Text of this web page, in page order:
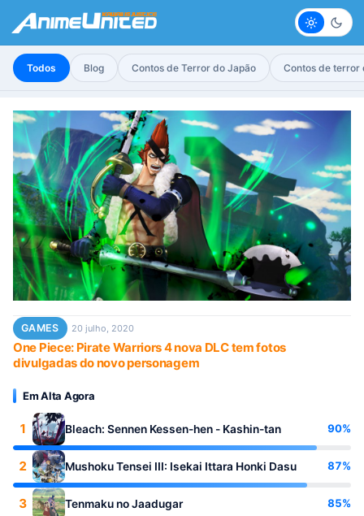
Claro
Todos Blog Contos de Terror do Japão Contos de terror
GAMES 20 julho, 2020
One Piece: Pirate Warriors 4 nova DLC tem fotos
divulgadas do novo personagem
Em Alta Agora
1 Bleach: Sennen Kessen-hen - Kashin-tan 90%
2 Mushoku Tensei III: Isekai Ittara Honki Dasu 87%
3 Tenmaku no Jaadugar 85%